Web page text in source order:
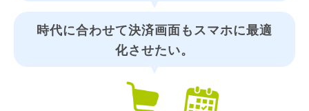
時代に合わせて決済画面もスマホに最適
化させたい。